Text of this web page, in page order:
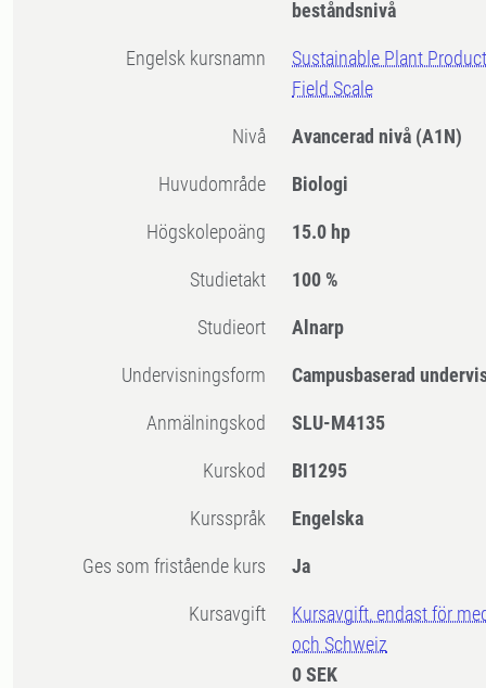
beståndsnivå
Engelsk kursnamn
Sustainable Plant
Field Scale
Nivå Avancerad nivå (A1N)
Huvudområde Biologi
högskolepoäng 15.0 hp
Studietakt 100 %
Studieort Alnarp
Undervisningsform Campusbaserad
Anmälningskod SLU-M4135
Kurskod BI1295
Kursspråk Engelska
Ges som fristående kurs Ja
Kursavgift
Kursavgift, endast för
och Schweiz
0 SEK